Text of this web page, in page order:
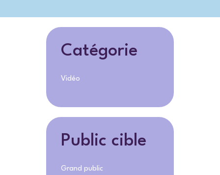
Catégorie
Vidéo
Public cible
Grand public